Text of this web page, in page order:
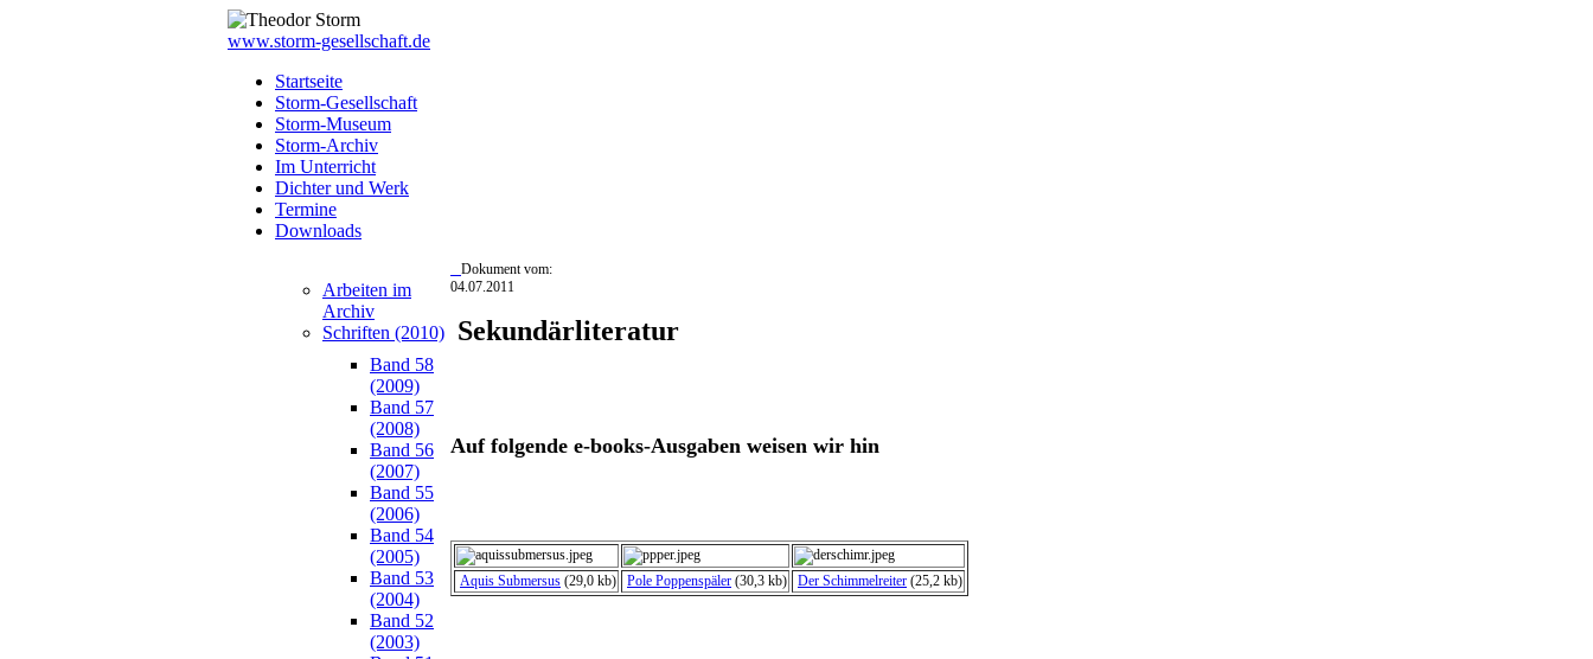
www.storm-gesellschaft.de
Startseite
Storm-Gesellschaft
Storm-Museum
Storm-Archiv
Im Unterricht
Dichter und Werk
Termine
Downloads
Arbeiten im
Archiv
Schriften (2010)
Band 58
(2009)
Band 57
(2008)
Band 56
(2007)
Band 55
(2006)
Band 54
(2005)
Band 53
(2004)
Band 52
(2003)
Dokument vom:
04.07.2011
Sekundärliteratur
Auf folgende e-books-Ausgaben weisen wir hin
Aquis Submersus (29,0 kb) Pole Poppenspäler (30,3 kb) Der Schimmelreiter (25,2 kb)